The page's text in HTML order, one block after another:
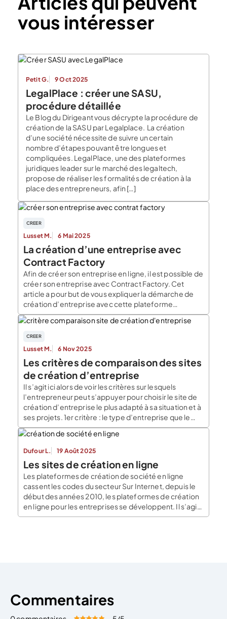
vous intéresser
Petit G. 9 Oct 2025
LegalPlace : créer une SASU,
procédure détaillée
Le Blog du Dirigeant vous décrypte la procédure de
création de la SASU par Legalplace. La création
d’une société nécessite de suivre un certain
nombre d’étapes pouvant être longues et
compliquées. LegalPlace, une des plateformes
juridiques leader sur le marché des legaltech,
propose de réaliser les formalités de création à la
place des entrepreneurs, afin […]
CREER
Lusset M. 6 Mai 2025
La création d’une entreprise avec
Contract Factory
Afin de créer son entreprise en ligne, il est possible de
créer son entreprise avec Contract Factory. Cet
article a pour but de vous expliquer la démarche de
création d’entreprise avec cette plateforme
juridique. Contract Factory est une plateforme
spécialisée dans l’accompagnement des
entrepreneurs dans les démarches de création, de
modification et de fermeture d’entreprise. […]
CREER
Lusset M. 6 Nov 2025
Les critères de comparaison des sites
de création d’entreprise
Il s’agit ici alors de voir les critères sur lesquels
l’entrepreneur peut s’appuyer pour choisir le site de
création d’entreprise le plus adapté à sa situation et à
ses projets. 1er critère : le type d’entreprise que le
site de création d’entreprise propose Ce critère est
le premier sur lequel l’utilisateur peut s’attarder pour
choisir son […]
Dufour L. 19 Août 2025
Les sites de création en ligne
Les plateformes de création de société en ligne
cassent les codes du secteur Sur Internet, depuis le
début des années 2010, les plateformes de création
en ligne pour les entreprises se développent. Il s’agit
de sites Web issus du monde des startup dites
Commentaires